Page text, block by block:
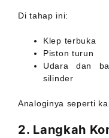
Di tahap ini:
Klep terbuka
Piston turun
Udara dan
silinder
Analoginya seperti
2. Langkah